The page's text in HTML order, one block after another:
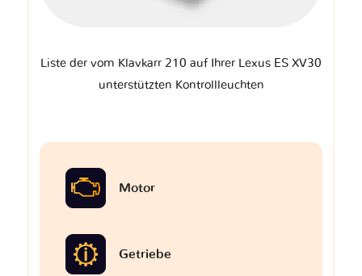
Liste der vom Klavkarr 210 auf Ihrer Lexus ES XV30
unterstützten Kontrollleuchten
Motor
Getriebe